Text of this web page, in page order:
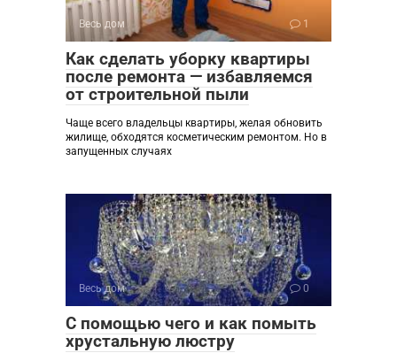
Весь дом 1
Как сделать уборку квартиры
после ремонта — избавляемся
от строительной пыли
Чаще всего владельцы квартиры, желая обновить
жилище, обходятся косметическим ремонтом. Но в
запущенных случаях
Весь дом 0
С помощью чего и как помыть
хрустальную люстру